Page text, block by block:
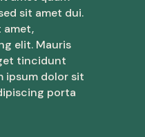
sit amet dui.
amet,
elit. Mauris
tincidunt
ipsum dolor sit
porta